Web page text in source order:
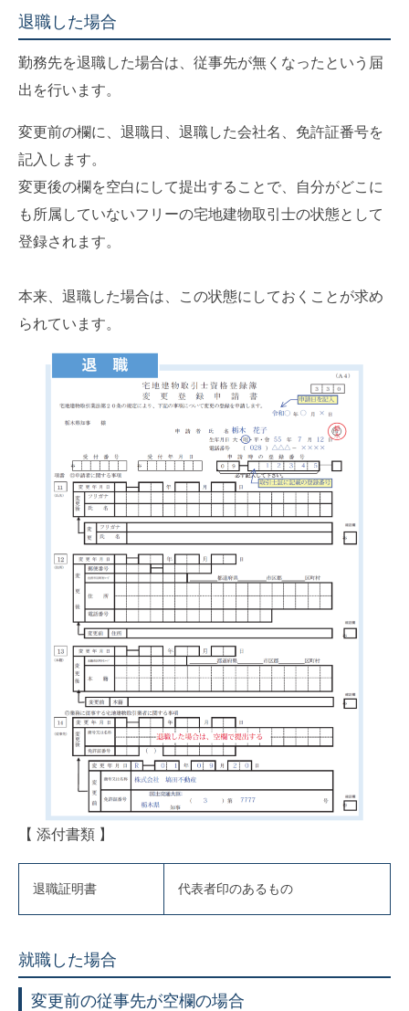
退職した場合
勤務先を退職した場合は、従事先が無くなったという届
出を行います。
変更前の欄に、退職日、退職した会社名、免許証番号を
記入します。
変更後の欄を空白にして提出することで、自分がどこに
も所属していないフリーの宅地建物取引士の状態として
登録されます。
本来、退職した場合は、この状態にしておくことが求め
られています。
【 添付書類 】
退職証明書 代表者印のあるもの
就職した場合
変更前の従事先が空欄の場合